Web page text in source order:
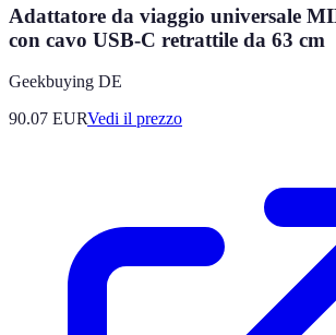
Adattatore da viaggio universale
con cavo USB-C retrattile da 63 cm
Geekbuying DE
90.07 EURVedi il prezzo